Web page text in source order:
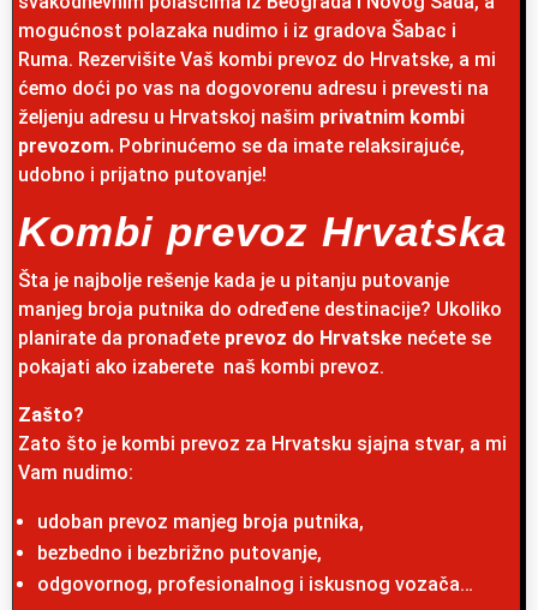
mogućnost polazaka nudimo i iz gradova Šabac i
Ruma. Rezervišite Vaš kombi prevoz do Hrvatske, a mi
ćemo doći po vas na dogovorenu adresu i prevesti na
željenju adresu u Hrvatskoj našim privatnim kombi
prevozom. Pobrinućemo se da imate relaksirajuće,
udobno i prijatno putovanje!
Kombi prevoz Hrvatska
Šta je najbolje rešenje kada je u pitanju putovanje
manjeg broja putnika do određene destinacije? Ukoliko
planirate da pronađete prevoz do Hrvatske nećete se
pokajati ako izaberete naš kombi prevoz.
Zašto?
Zato što je kombi prevoz za Hrvatsku sjajna stvar, a mi
Vam nudimo:
udoban prevoz manjeg broja putnika,
bezbedno i bezbrižno putovanje,
odgovornog, profesionalnog i iskusnog vozača…